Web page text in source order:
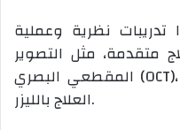
تدريبات نظرية وعملية
متقدمة، مثل التصوير
المقطعي البصري (OCT)، وكاميرات قاع العين، وأنظمة
العلاج بالليزر.